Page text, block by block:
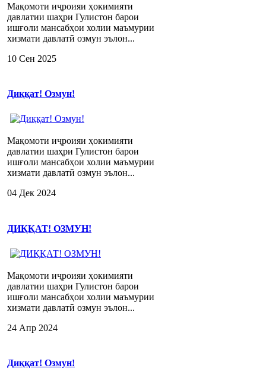
Мақомоти иҷроияи ҳокимияти
давлатии шаҳри Гулистон барои
ишғоли мансабҳои холии маъмурии
хизмати давлатӣ озмун эълон...
10 Сен 2025
Диққат! Озмун!
Мақомоти иҷроияи ҳокимияти
давлатии шаҳри Гулистон барои
ишғоли мансабҳои холии маъмурии
хизмати давлатӣ озмун эълон...
04 Дек 2024
ДИҚҚАТ! ОЗМУН!
Мақомоти иҷроияи ҳокимияти
давлатии шаҳри Гулистон барои
ишғоли мансабҳои холии маъмурии
хизмати давлатӣ озмун эълон...
24 Апр 2024
Диққат! Озмун!